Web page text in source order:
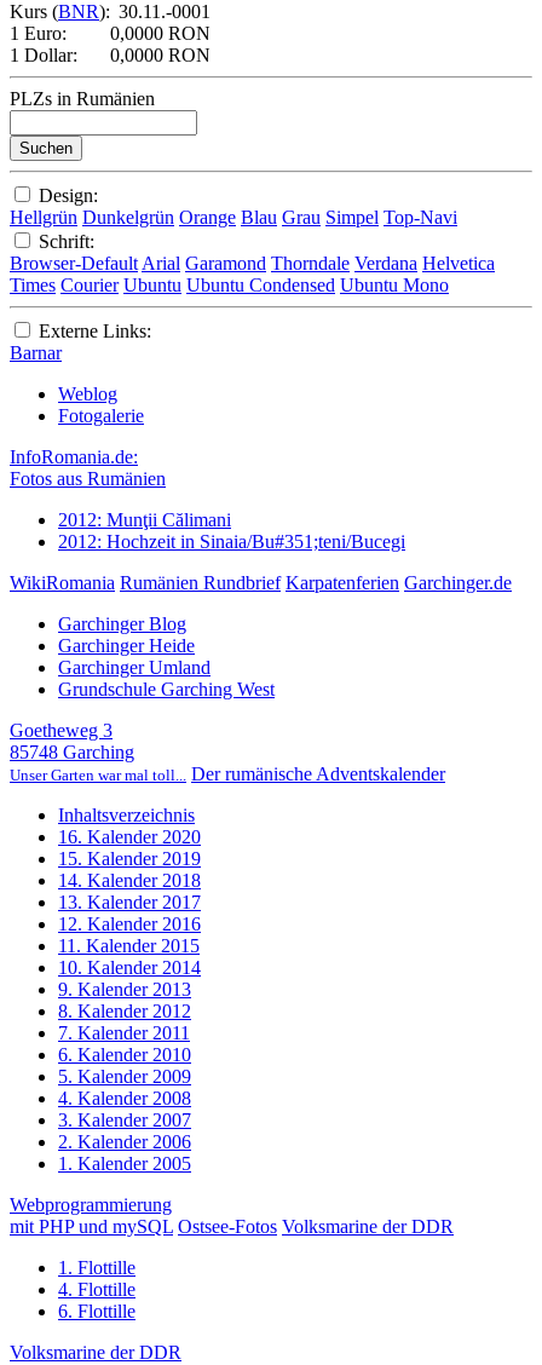
Kurs (BNR): 30.11.-0001
1 Euro:
0,0000 RON
1 Dollar:
0,0000 RON
PLZs in Rumänien
Design:
Hellgrün Dunkelgrün Orange Blau Grau Simpel Top-Navi
Schrift:
Browser-Default Arial Garamond Thorndale Verdana Helvetica
Times Courier Ubuntu Ubuntu Condensed Ubuntu Mono
Externe Links:
Barnar
Weblog
Fotogalerie
InfoRomania.de:
Fotos aus Rumänien
2012: Munţii Călimani
2012: Hochzeit in Sinaia/Bu#351;teni/Bucegi
WikiRomania Rumänien Rundbrief Karpatenferien Garchinger.de
Garchinger Blog
Garchinger Heide
Garchinger Umland
Grundschule Garching West
Goetheweg 3
85748 Garching
Unser Garten war mal toll... Der rumänische Adventskalender
Inhaltsverzeichnis
16. Kalender 2020
15. Kalender 2019
14. Kalender 2018
13. Kalender 2017
12. Kalender 2016
11. Kalender 2015
10. Kalender 2014
9. Kalender 2013
8. Kalender 2012
7. Kalender 2011
6. Kalender 2010
5. Kalender 2009
4. Kalender 2008
3. Kalender 2007
2. Kalender 2006
1. Kalender 2005
Webprogrammierung
mit PHP und mySQL Ostsee-Fotos Volksmarine der DDR
1. Flottille
4. Flottille
6. Flottille
Volksmarine der DDR